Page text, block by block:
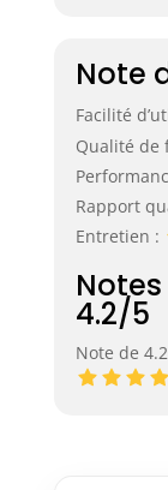
Note
Facilité
Qualité de
Rapport
Entretien :
4.2/5
Note de